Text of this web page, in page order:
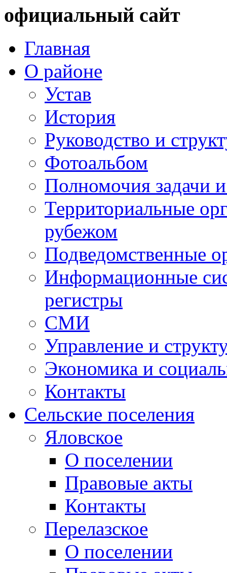
официальный сайт
Главная
О районе
Устав
История
Руководство и
Фотоальбом
Полномочия задачи
Территориальные
рубежом
Подведомственные
Информационные
регистры
СМИ
Управление и
Экономика и
Контакты
Сельские поселения
Яловское
О поселении
Правовые акты
Контакты
Перелазское
О поселении